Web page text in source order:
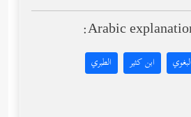
Arabic
البغوي ابن كثير الطبري